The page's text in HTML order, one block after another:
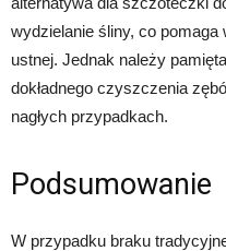
wydzielanie śliny, co
ustnej. Jednak należy
dokładnego czyszczenia
nagłych przypadkach.
Podsumowanie
W przypadku braku